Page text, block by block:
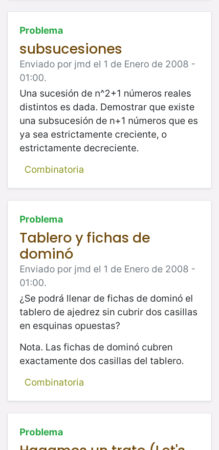
Problema
subsucesiones
Enviado por jmd el 1 de Enero de 2008 -
01:00.
Una sucesión de n^2+1 números reales
distintos es dada. Demostrar que existe
una subsucesión de n+1 números que es
ya sea estrictamente creciente, o
estrictamente decreciente.
Combinatoria
Problema
Tablero y fichas de
dominó
Enviado por jmd el 1 de Enero de 2008 -
01:00.
¿Se podrá llenar de fichas de dominó el
tablero de ajedrez sin cubrir dos casillas
en esquinas opuestas?
Nota. Las fichas de dominó cubren
exactamente dos casillas del tablero.
Combinatoria
Problema